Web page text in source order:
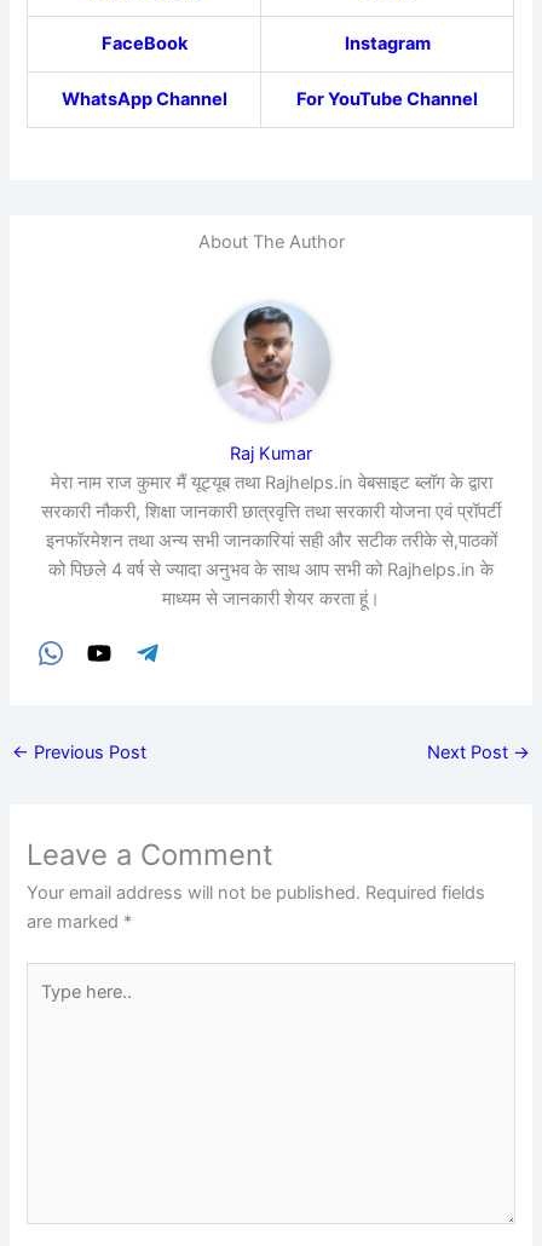
FaceBook Instagram
WhatsApp Channel For YouTube Channel
About The Author
Raj Kumar
मेरा नाम राज कुमार मैं यूट्यूब तथा Rajhelps.in वेबसाइट ब्लॉग के द्वारा
सरकारी नौकरी, शिक्षा जानकारी छात्रवृत्ति तथा सरकारी योजना एवं प्रॉपर्टी
इनफॉरमेशन तथा अन्य सभी जानकारियां सही और सटीक तरीके से,पाठकों
को पिछले 4 वर्ष से ज्यादा अनुभव के साथ आप सभी को Rajhelps.in के
माध्यम से जानकारी शेयर करता हूं।
← Previous Post Next Post →
Leave a Comment
Your email address will not be published. Required fields
are marked *
here..